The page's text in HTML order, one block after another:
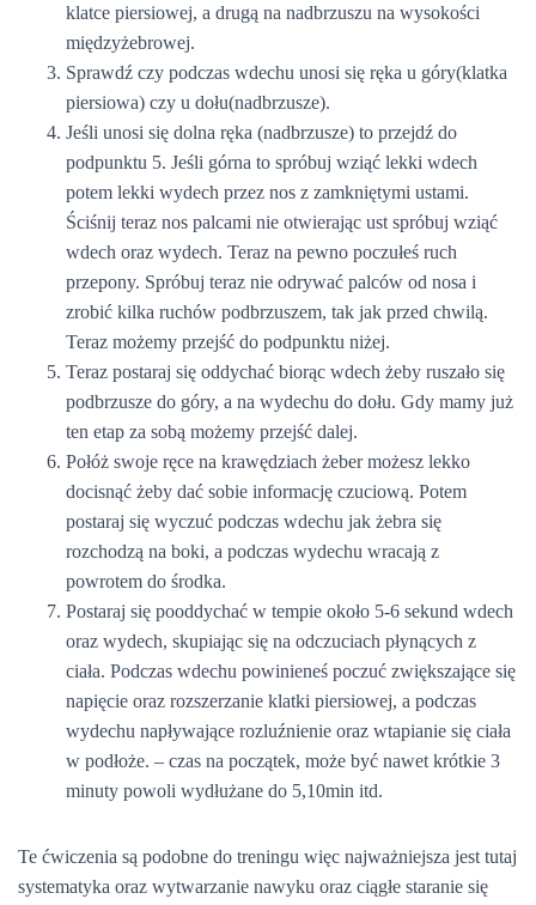
klatce piersiowej, a drugą na nadbrzuszu na wysokości
międzyżebrowej.
Sprawdź czy podczas wdechu unosi się ręka u góry(klatka
piersiowa) czy u dołu(nadbrzusze).
Jeśli unosi się dolna ręka (nadbrzusze) to przejdź do
podpunktu 5. Jeśli górna to spróbuj wziąć lekki wdech
potem lekki wydech przez nos z zamkniętymi ustami.
Ściśnij teraz nos palcami nie otwierając ust spróbuj wziąć
wdech oraz wydech. Teraz na pewno poczułeś ruch
przepony. Spróbuj teraz nie odrywać palców od nosa i
zrobić kilka ruchów podbrzuszem, tak jak przed chwilą.
Teraz możemy przejść do podpunktu niżej.
Teraz postaraj się oddychać biorąc wdech żeby ruszało się
podbrzusze do góry, a na wydechu do dołu. Gdy mamy już
ten etap za sobą możemy przejść dalej.
Połóż swoje ręce na krawędziach żeber możesz lekko
docisnąć żeby dać sobie informację czuciową. Potem
postaraj się wyczuć podczas wdechu jak żebra się
rozchodzą na boki, a podczas wydechu wracają z
powrotem do środka.
Postaraj się pooddychać w tempie około 5-6 sekund wdech
oraz wydech, skupiając się na odczuciach płynących z
ciała. Podczas wdechu powinieneś poczuć zwiększające się
napięcie oraz rozszerzanie klatki piersiowej, a podczas
wydechu napływające rozluźnienie oraz wtapianie się ciała
w podłoże. – czas na początek, może być nawet krótkie 3
minuty powoli wydłużane do 5,10min itd.
Te ćwiczenia są podobne do treningu więc najważniejsza jest tutaj
systematyka oraz wytwarzanie nawyku oraz ciągłe staranie się